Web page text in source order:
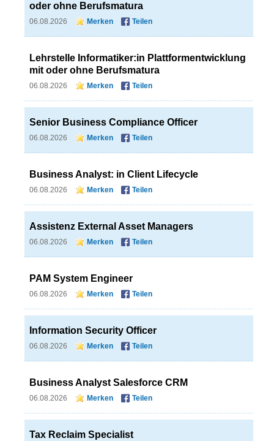
oder ohne Berufsmatura
06.08.2026 Merken Teilen
Lehrstelle Informatiker:in Plattformentwicklung
mit oder ohne Berufsmatura
06.08.2026 Merken Teilen
Senior Business Compliance Officer
06.08.2026 Merken Teilen
Business Analyst: in Client Lifecycle
06.08.2026 Merken Teilen
Assistenz External Asset Managers
06.08.2026 Merken Teilen
PAM System Engineer
06.08.2026 Merken Teilen
Information Security Officer
06.08.2026 Merken Teilen
Business Analyst Salesforce CRM
06.08.2026 Merken Teilen
Tax Reclaim Specialist